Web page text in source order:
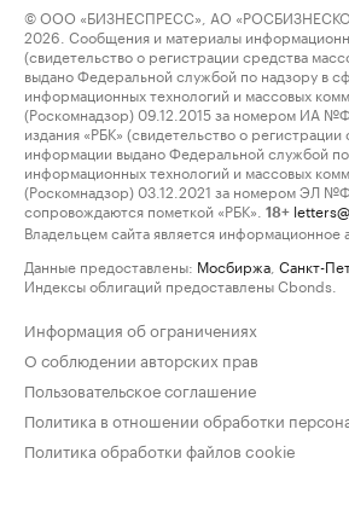
© ООО «БИЗНЕСПРЕСС», АО
2026. Сообщения и материалы
(свидетельство о регистрации средства
выдано Федеральной службой по надзору в
информационных технологий и массовых
(Роскомнадзор) 09.12.2015 за номером ИА
издания «РБК» (свидетельство о
информации выдано Федеральной службой
информационных технологий и массовых
(Роскомнадзор) 03.12.2021 за номером ЭЛ
сопровождаются пометкой «РБК».
18+
Владельцем сайта является информационное
Данные предоставлены: Мосбиржа Санкт-
Индексы облигаций предоставлены Cbonds.
Информация об ограничениях
О соблюдении авторских прав
Пользовательское соглашение
Политика в отношении обработки
Политика обработки файлов cookie